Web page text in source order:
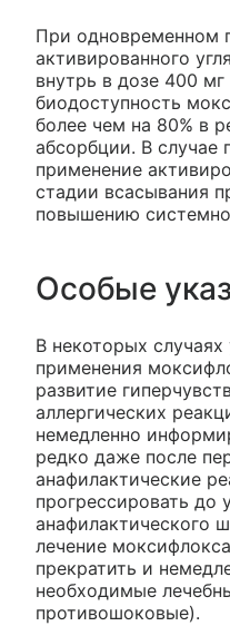
При одновременном
активированного
внутрь в дозе 400
биодоступность
более чем на 80% в
абсорбции. В случае
применение
стадии всасывания
повышению
Особые
В некоторых
применения
развитие
аллергических
немедленно
редко даже после
анафилактические
прогрессировать
анафилактического
лечение
прекратить и
необходимые
противошоковые).